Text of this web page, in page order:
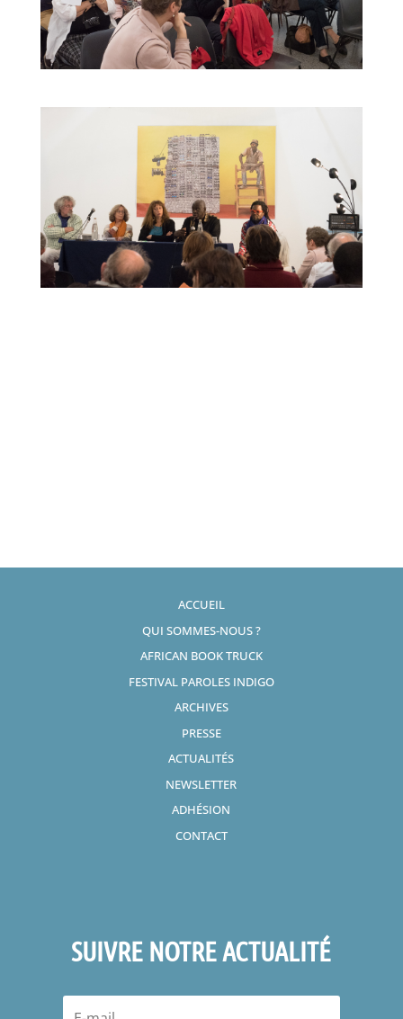
ACCUEIL
QUI SOMMES-NOUS ?
AFRICAN BOOK TRUCK
FESTIVAL PAROLES INDIGO
ARCHIVES
PRESSE
ACTUALITÉS
NEWSLETTER
ADHÉSION
CONTACT
SUIVRE NOTRE ACTUALITÉ